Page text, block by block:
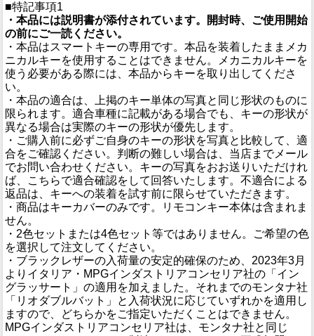
■特記事項1
・本品には説明書が添付されています。開封時、ご使用開始
の前にご一読ください。
・本品はスマートキーの専用です。本品を装着したままメカ
ニカルキーを使用することはできません。メカニカルキーを
使う必要がある際には、本品からキーを取り出してくださ
い。
・本品の適合は、上掲のキー単体の写真と同じ形状のものに
限られます。適合車種に記載がある場合でも、キーの形状が
異なる場合は実際のキーの形状が優先します。
・ご購入前に必ずご自身のキーの形状を写真と比較して、適
合をご確認ください。判断の難しい場合は、当店までメール
でお問い合わせください。キーの写真をおお送りいただけれ
ば、こちらで適合確認をして回答いたします。不適合による
返品は、キーへの装着を試す前に限らせていただきます。
・商品はキーカバーのみです。リモコンキー本体は含まれま
せん。
・2色セットまたは4色セット等ではありません。ご希望の色
を選択して注文してください。
・ブラックレザーの入荷量の安定的確保のため、2023年3月
よりイタリア・MPGインダストリアコンセリア社の「イン
グラッサート」の適用を加えました。それまでのモンタナ社
「リオダブルバット」と入荷状況に応じていずれかを適用し
ますので、どちらかをご指定いただくことはできません。
MPGインダストリアコンセリア社は、モンタナ社と同じ